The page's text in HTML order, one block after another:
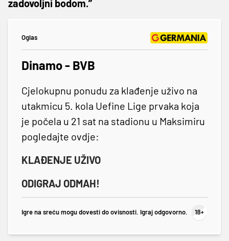
zadovoljni bodom.”
Oglas
Dinamo - BVB
Cjelokupnu ponudu za klađenje uživo na
utakmicu 5. kola Uefine Lige prvaka koja
je počela u 21 sat na stadionu u Maksimiru
pogledajte ovdje:
KLAĐENJE UŽIVO
ODIGRAJ ODMAH!
Igre na sreću mogu dovesti do ovisnosti. Igraj odgovorno.